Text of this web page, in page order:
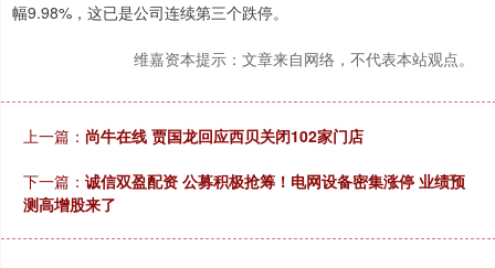
幅9.98%，这已是公司连续第三个跌停。
维嘉资本提示：文章来自网络，不代表本站观点。
上一篇： 尚牛在线 贾国龙回应西贝关闭102家门店
下一篇： 诚信双盈配资 公募积极抢筹！电网设备密集涨停 业绩预
测高增股来了